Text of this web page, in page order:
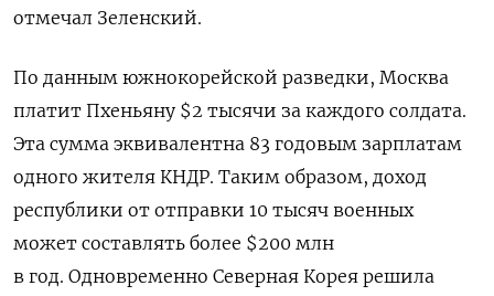
отмечал Зеленский.
По данным южнокорейской разведки, Москва
платит Пхеньяну $2 тысячи за каждого солдата.
Эта сумма эквивалентна 83 годовым зарплатам
одного жителя КНДР. Таким образом, доход
республики от отправки 10 тысяч военных
может составлять более $200 млн
в год. Одновременно Северная Корея решила